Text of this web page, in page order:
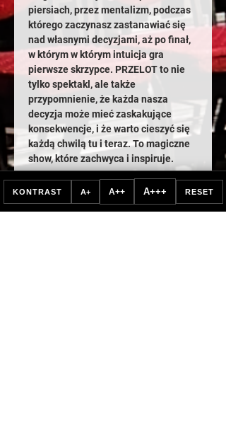
piersiach, przez mentalizm, podczas
którego zaczynasz zastanawiać się
nad własnymi decyzjami, aż po finał,
w którym w którym intuicja gra
pierwsze skrzypce. PRZELOT to nie
tylko spektakl, ale także
przypomnienie, że każda nasza
decyzja może mieć zaskakujące
konsekwencje, i że warto cieszyć się
każdą chwilą tu i teraz. To magiczne
show, które zachwyca i inspiruje.
Nie przegap okazji, aby dołączyć do
tej magicznej podróży. Kup bilety już
teraz i przeżyj niezapomniany
KONTRAST A+ A++ A+++ RESET